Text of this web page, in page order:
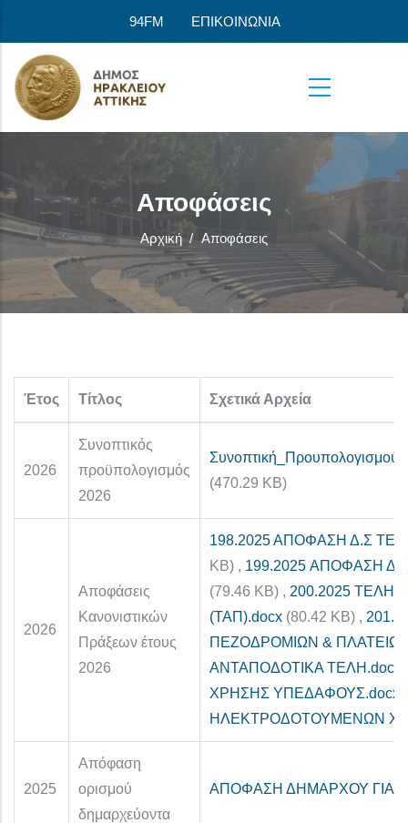
94FM ΕΠΙΚΟΙΝΩΝΙΑ
Αποφάσεις
Αρχική / Αποφάσεις
Έτος Τίτλος Σχετικά Αρχεία
2026
Συνοπτικός
προϋπολογισμός
2026
(470.29 KB)
2026
Αποφάσεις
Κανονιστικών
Πράξεων έτους
2026
198.2025 ΑΠΟΦΑΣΗ Δ.Σ
KB) , 199.2025 ΑΠΟΦΑΣΗ
(79.46 KB) , 200.2025 ΤΕΛΗ
(ΤΑΠ).docx (80.42 KB) ,
ΠΕΖΟΔΡΟΜΙΩΝ &
ΑΝΤΑΠΟΔΟΤΙΚΑ ΤΕΛΗ.docx
ΧΡΗΣΗΣ ΥΠΕΔΑΦΟΥΣ.docx
ΗΛΕΚΤΡΟΔΟΤΟΥΜΕΝΩΝ
2025
Απόφαση
ορισμού
δημαρχεύοντα
ΑΠΟΦΑΣΗ ΔΗΜΑΡΧΟΥ ΓΙΑ